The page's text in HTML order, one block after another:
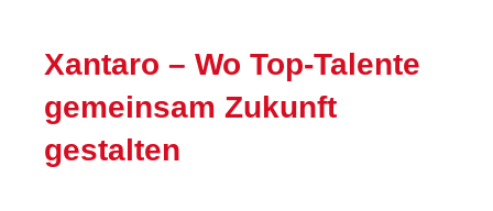
Xantaro – Wo Top-Talente
gemeinsam Zukunft
gestalten